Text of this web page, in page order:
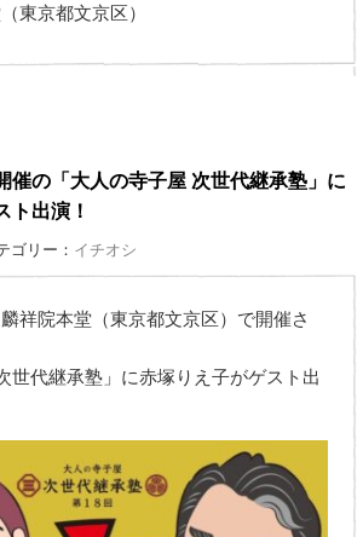
東京都文京区）
催の「大人の寺子屋 次世代継承塾」に
ト出演！
ゴリー： イチオシ
祥院本堂（東京都文京区）で開催さ
世代継承塾」に赤塚りえ子がゲスト出